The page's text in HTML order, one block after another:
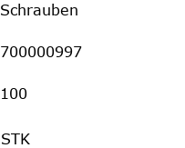
700000997
100
STK
Schrauben